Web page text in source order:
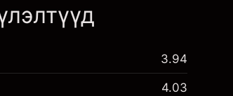
3.94
4.03